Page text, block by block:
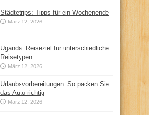
Städtetrips: Tipps für ein Wochenende
März 12, 2026
Uganda: Reiseziel für unterschiedliche
Reisetypen
März 12, 2026
Urlaubsvorbereitungen: So packen Sie
das Auto richtig
März 12, 2026